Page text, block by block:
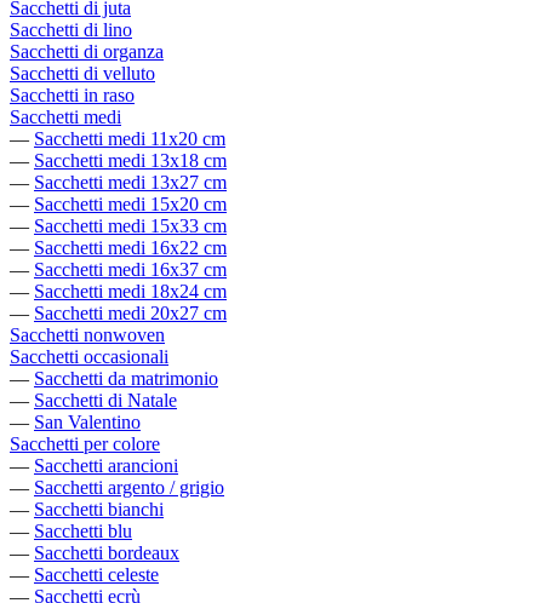
Sacchetti di juta
Sacchetti di lino
Sacchetti di organza
Sacchetti di velluto
Sacchetti in raso
Sacchetti medi
— Sacchetti medi 11x20 cm
— Sacchetti medi 13x18 cm
— Sacchetti medi 13x27 cm
— Sacchetti medi 15x20 cm
— Sacchetti medi 15x33 cm
— Sacchetti medi 16x22 cm
— Sacchetti medi 16x37 cm
— Sacchetti medi 18x24 cm
— Sacchetti medi 20x27 cm
Sacchetti nonwoven
Sacchetti occasionali
— Sacchetti da matrimonio
— Sacchetti di Natale
— San Valentino
Sacchetti per colore
— Sacchetti arancioni
— Sacchetti argento / grigio
— Sacchetti bianchi
— Sacchetti blu
— Sacchetti bordeaux
— Sacchetti celeste
— Sacchetti ecrù